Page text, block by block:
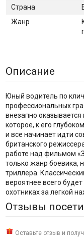
Страна
Жанр
Описание
Юный водитель по
профессиональных
внезапно
которое, к его
и все начинает идти
британского
работе над фильмом
только жанр боевика,
триллера.
вероятнее всего
охотниках за легкой
Отзывы
Оставьте отзыв и